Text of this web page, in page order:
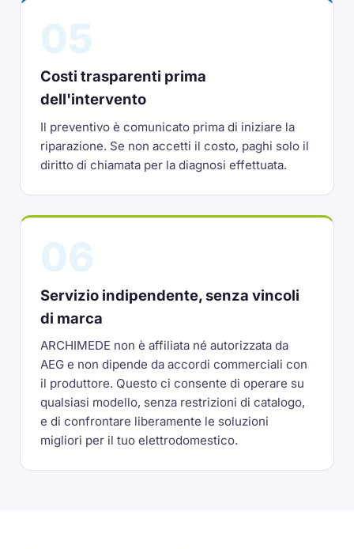
Costi trasparenti prima
dell'intervento
Il preventivo è comunicato prima di iniziare la
riparazione. Se non accetti il costo, paghi solo il
diritto di chiamata per la diagnosi effettuata.
Servizio indipendente, senza vincoli
di marca
ARCHIMEDE non è affiliata né autorizzata da
AEG e non dipende da accordi commerciali con
il produttore. Questo ci consente di operare su
qualsiasi modello, senza restrizioni di catalogo,
e di confrontare liberamente le soluzioni
migliori per il tuo elettrodomestico.